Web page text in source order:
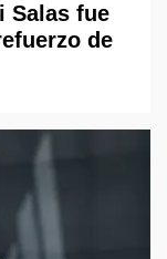
Salas fue
de